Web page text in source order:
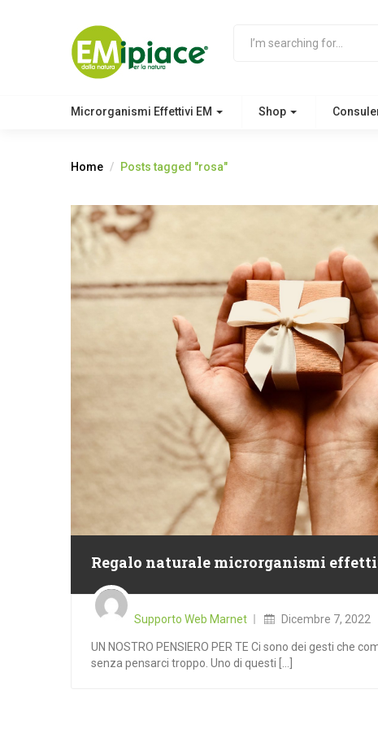
Microrganismi Effettivi EM Shop
Home Posts tagged "rosa"
Regalo naturale microrganismi
Supporto Web Marnet
Posted
on
Dicembre 7, 2022
UN NOSTRO PENSIERO PER TE Ci sono dei gesti che
senza pensarci troppo. Uno di questi [...]